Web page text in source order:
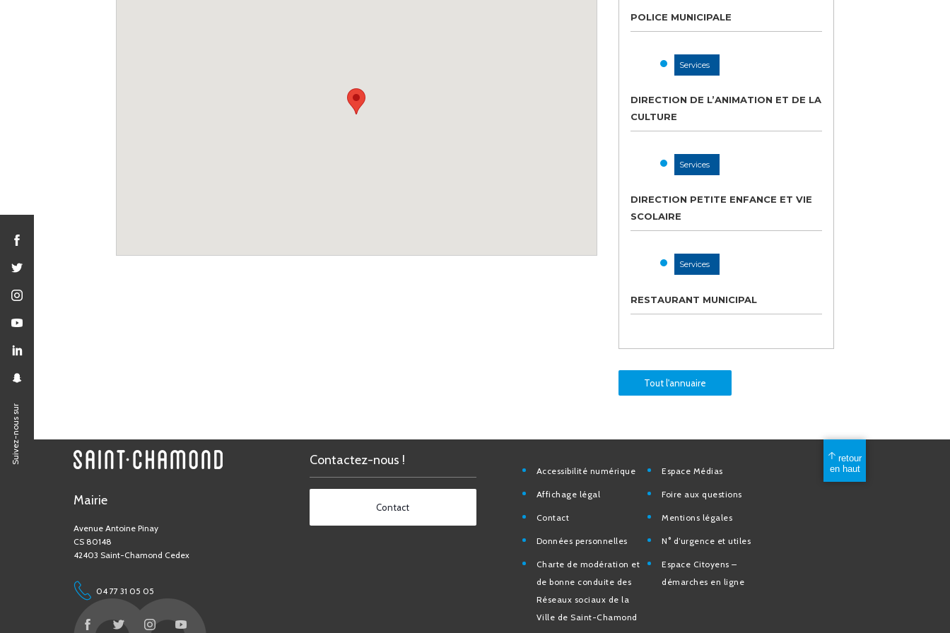
Suivez-nous sur
POLICE MUNICIPALE
Services
DIRECTION DE L’ANIMATION ET DE LA
CULTURE
Services
DIRECTION PETITE ENFANCE ET VIE
SCOLAIRE
Services
RESTAURANT MUNICIPAL
Tout l'annuaire
Mairie
Avenue Antoine Pinay
CS 80148
42403 Saint-Chamond Cedex
04 77 31 05 05
Contactez-nous !
Contact
Accessibilité numérique Espace Médias
Affichage légal Foire aux questions
Contact Mentions légales
Données personnelles N° d’urgence et utiles
Charte de modération et de
bonne conduite des
Réseaux sociaux de la Ville
de Saint-Chamond
Espace Citoyens –
démarches en ligne